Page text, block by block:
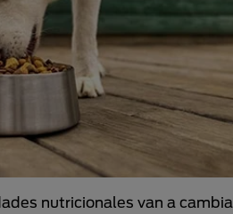
nutricionales van a